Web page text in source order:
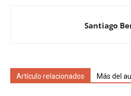
Santiago
Artículo relacionados Más del